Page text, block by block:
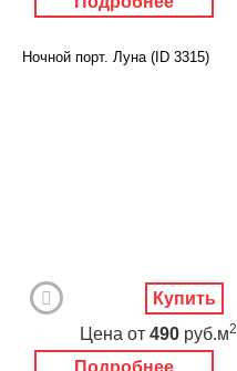
Ночной порт. Луна (ID 3315)
Подробнее
Цена от 490 руб.м2
Купить